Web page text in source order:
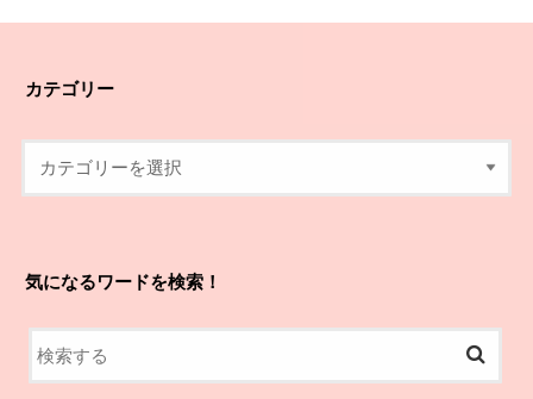
カテゴリー
気になるワードを検索！